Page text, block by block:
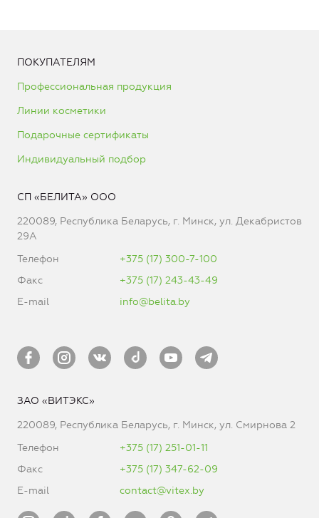
ПОКУПАТЕЛЯМ
Профессиональная продукция
Линии косметики
Подарочные сертификаты
Индивидуальный подбор
СП «БЕЛИТА» ООО
220089, Республика Беларусь, г. Минск, ул. Декабристов
29А
Телефон
+375 (17) 300-7-100
Факс
+375 (17) 243-43-49
E-mail
info@belita.by
ЗАО «ВИТЭКС»
220089, Республика Беларусь, г. Минск, ул. Смирнова 2
Телефон
+375 (17) 251-01-11
Факс
+375 (17) 347-62-09
E-mail
contact@vitex.by